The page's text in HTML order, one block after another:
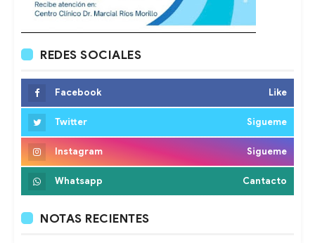
REDES SOCIALES
Facebook Like
Twitter Sigueme
Instagram Sigueme
Whatsapp Cantacto
NOTAS RECIENTES